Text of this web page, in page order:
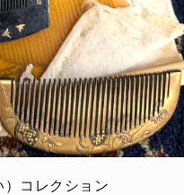
コレクション